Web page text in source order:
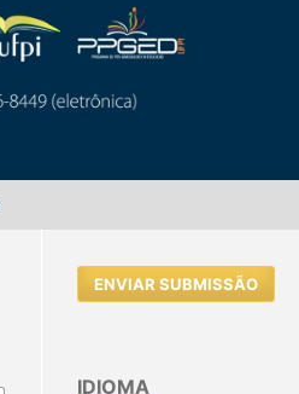
ENVIAR SUBMISSÃO
IDIOMA